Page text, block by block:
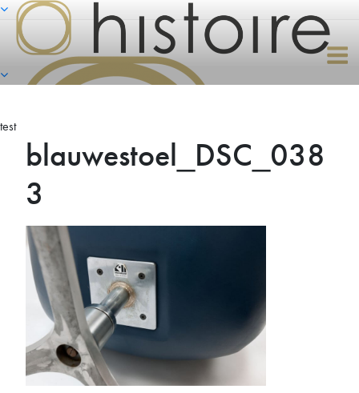
Naar
inhoud
springen
test
blauwestoel_DSC_038
3